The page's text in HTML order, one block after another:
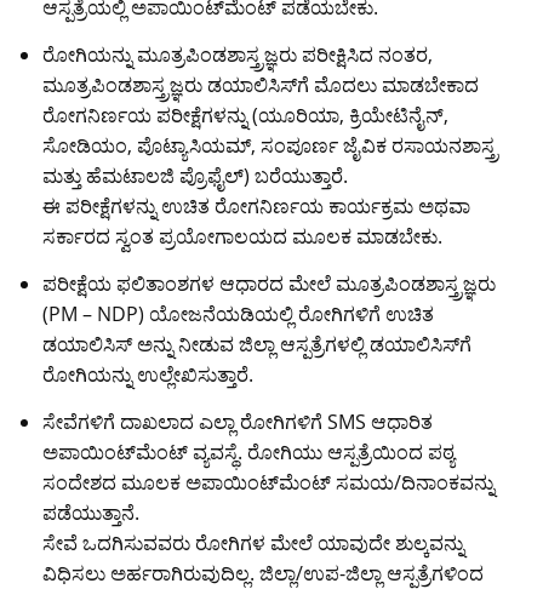
ಆಸ್ಪತ್ರೆಯಲ್ಲಿ ಅಪಾಯಿಂಟ್‌ಮೆಂಟ್ ಪಡೆಯಬೇಕು.
ರೋಗಿಯನ್ನು ಮೂತ್ರಪಿಂಡಶಾಸ್ತ್ರಜ್ಞರು ಪರೀಕ್ಷಿಸಿದ ನಂತರ,
ಮೂತ್ರಪಿಂಡಶಾಸ್ತ್ರಜ್ಞರು ಡಯಾಲಿಸಿಸ್‌ಗೆ ಮೊದಲು ಮಾಡಬೇಕಾದ
ರೋಗನಿರ್ಣಯ ಪರೀಕ್ಷೆಗಳನ್ನು (ಯೂರಿಯಾ, ಕ್ರಿಯೇಟಿನೈನ್,
ಸೋಡಿಯಂ, ಪೊಟ್ಯಾಸಿಯಮ್, ಸಂಪೂರ್ಣ ಜೈವಿಕ ರಸಾಯನಶಾಸ್ತ್ರ
ಮತ್ತು ಹೆಮಟಾಲಜಿ ಪ್ರೊಫೈಲ್) ಬರೆಯುತ್ತಾರೆ.
ಈ ಪರೀಕ್ಷೆಗಳನ್ನು ಉಚಿತ ರೋಗನಿರ್ಣಯ ಕಾರ್ಯಕ್ರಮ ಅಥವಾ
ಸರ್ಕಾರದ ಸ್ವಂತ ಪ್ರಯೋಗಾಲಯದ ಮೂಲಕ ಮಾಡಬೇಕು.
ಪರೀಕ್ಷೆಯ ಫಲಿತಾಂಶಗಳ ಆಧಾರದ ಮೇಲೆ ಮೂತ್ರಪಿಂಡಶಾಸ್ತ್ರಜ್ಞರು
(PM – NDP) ಯೋಜನೆಯಡಿಯಲ್ಲಿ ರೋಗಿಗಳಿಗೆ ಉಚಿತ
ಡಯಾಲಿಸಿಸ್ ಅನ್ನು ನೀಡುವ ಜಿಲ್ಲಾ ಆಸ್ಪತ್ರೆಗಳಲ್ಲಿ ಡಯಾಲಿಸಿಸ್‌ಗೆ
ರೋಗಿಯನ್ನು ಉಲ್ಲೇಖಿಸುತ್ತಾರೆ.
ಸೇವೆಗಳಿಗೆ ದಾಖಲಾದ ಎಲ್ಲಾ ರೋಗಿಗಳಿಗೆ SMS ಆಧಾರಿತ
ಅಪಾಯಿಂಟ್‌ಮೆಂಟ್ ವ್ಯವಸ್ಥೆ. ರೋಗಿಯು ಆಸ್ಪತ್ರೆಯಿಂದ ಪಠ್ಯ
ಸಂದೇಶದ ಮೂಲಕ ಅಪಾಯಿಂಟ್‌ಮೆಂಟ್ ಸಮಯ/ದಿನಾಂಕವನ್ನು
ಪಡೆಯುತ್ತಾನೆ.
ಸೇವೆ ಒದಗಿಸುವವರು ರೋಗಿಗಳ ಮೇಲೆ ಯಾವುದೇ ಶುಲ್ಕವನ್ನು
ವಿಧಿಸಲು ಅರ್ಹರಾಗಿರುವುದಿಲ್ಲ. ಜಿಲ್ಲಾ/ಉಪ-ಜಿಲ್ಲಾ ಆಸ್ಪತ್ರೆಗಳಿಂದ